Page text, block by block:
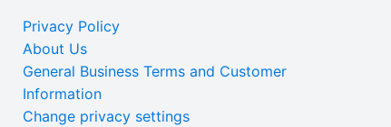
Privacy Policy
About Us
General Business Terms and Customer
Information
Change privacy settings